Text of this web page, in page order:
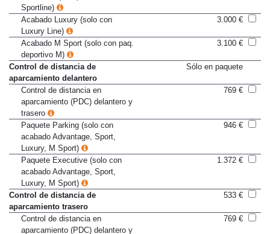
Acabado Sport (solo con
Sportline)
Acabado Luxury (solo con
Luxury Line)
Acabado M Sport (solo con paq.
deportivo M)
Control de distancia de
aparcamiento delantero
Control de distancia en
aparcamiento (PDC) delantero y
trasero
Paquete Parking (solo con
acabado Advantage, Sport,
Luxury, M Sport)
Paquete Executive (solo con
acabado Advantage, Sport,
Luxury, M Sport)
Control de distancia de
aparcamiento trasero
Control de distancia en